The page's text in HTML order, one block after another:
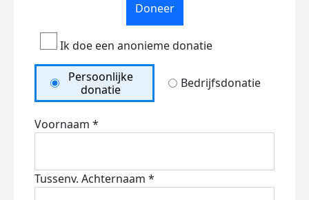
Doneer
Ik doe een anonieme donatie
Persoonlijke
donatie
Bedrijfsdonatie
Voornaam *
Tussenv. Achternaam *